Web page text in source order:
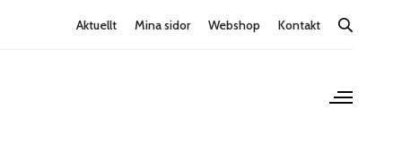
Aktuellt Mina sidor Webshop Kontakt